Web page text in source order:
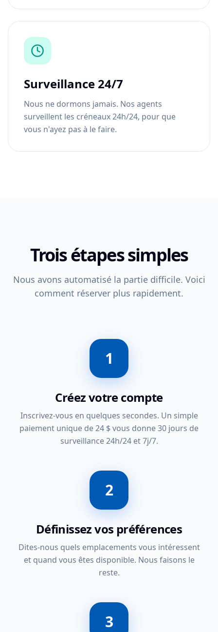
Surveillance 24/7
Nous ne dormons jamais. Nos agents
surveillent les créneaux 24h/24, pour que
vous n'ayez pas à le faire.
Trois étapes simples
Nous avons automatisé la partie difficile. Voici
comment réserver plus rapidement.
1
Créez votre compte
Inscrivez-vous en quelques secondes. Un simple
paiement unique de 24 $ vous donne 30 jours de
surveillance 24h/24 et 7j/7.
2
Définissez vos préférences
Dites-nous quels emplacements vous intéressent
et quand vous êtes disponible. Nous faisons le
reste.
3